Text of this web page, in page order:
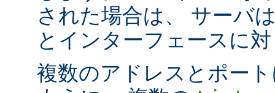
された場合は、 サーバ
とインターフェースに
複数のアドレスとポー